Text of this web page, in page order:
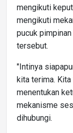
mengikuti
mengikuti
pucuk
tersebut.
"Intinya
kita terima.
menentukan
mekanisme
dihubungi.